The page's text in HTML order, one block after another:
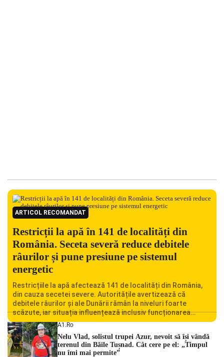
ARTICOL RECOMANDAT
Restricții la apă în 141 de localități din
România. Seceta severă reduce debitele
râurilor și pune presiune pe sistemul
energetic
Restricțiile la apă afectează 141 de localități din România,
din cauza secetei severe. Autoritățile avertizează că
debitele râurilor și ale Dunării rămân la niveluri foarte
scăzute, iar situația influențează inclusiv funcționarea
Centralei Nucleare de la Cernavodă. România se confruntă
cu una dintre cele mai dificile perioade din punct de vedere
hidrologic din ultimii ani. Lipsa […]
A1.ro
Nelu Vlad, solistul trupei Azur, nevoit să își vândă
terenul din Băile Tușnad. Cât cere pe el: „Timpul
nu îmi mai permite”